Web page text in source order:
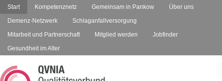
Start Kompetenznetz Gemeinsam in Pankow
Über uns
Demenz-Netzwerk
Schlaganfallversorgung
Mitarbeit und Partnerschaft
Mitglied werden
Jobfinder
Gesundheit im Alter